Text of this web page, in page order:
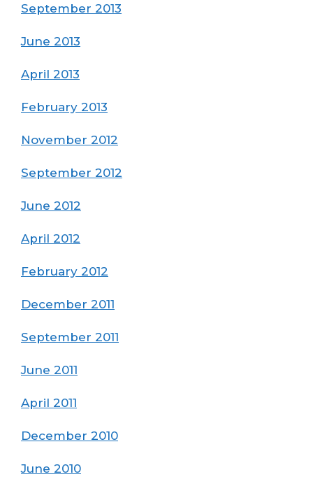
September 2013
June 2013
April 2013
February 2013
November 2012
September 2012
June 2012
April 2012
February 2012
December 2011
September 2011
June 2011
April 2011
December 2010
June 2010